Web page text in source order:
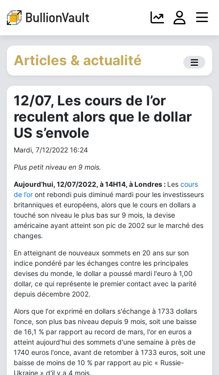
Articles & actualité
12/07, Les cours de l’or
reculent alors que le dollar
US s’envole
Mardi, 7/12/2022 16:24
Plus petit niveau en 9 mois.
Aujourd’hui, 12/07/2022, à 14H14, à Londres : Les cours
de l’or ont rebondi puis diminué mardi pour les investisseurs
britanniques et européens, alors que le cours en dollars a
touché son niveau le plus bas sur 9 mois, la devise
américaine ayant atteint son pic de 2002 sur le marché des
changes.
En atteignant de nouveaux sommets en 20 ans sur son
indice pondéré par les échanges contre les principales
devises du monde, le dollar a poussé mardi l'euro à 1,00
dollar, ce qui représente le premier contact avec la parité
depuis décembre 2002.
Alors que l'or exprimé en dollars s'échange à 1733 dollars
l’once, son plus bas niveau depuis 9 mois, soit une baisse
de 16,1 % par rapport au record de mars, l'or en euros a
atteint aujourd'hui des sommets d'une semaine à près de
1740 euros l'once, avant de retomber à 1733 euros, soit une
baisse de moins de 10 % par rapport au pic « Russie-
Ukraine » d'il y a 4 mois.